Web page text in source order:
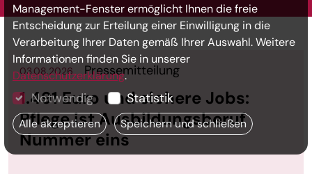
03.08.2026 Pressemitteilung
1.491 Euro und sichere Jobs:
Pflege ist Ausbildungsberuf
Nummer eins
Management-Fenster ermöglicht Ihnen die freie
Entscheidung zur Erteilung einer Einwilligung in die
Verarbeitung Ihrer Daten gemäß Ihrer Auswahl. Weitere
Informationen finden Sie in unserer
Datenschutzerklärung.
Notwendig Statistik
Alle akzeptieren Speichern und schließen